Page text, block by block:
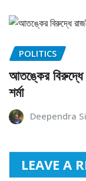
POLITICS
আতঙ্কের বিরুদ্ধে
শর্মা
Deependra
LEAVE A